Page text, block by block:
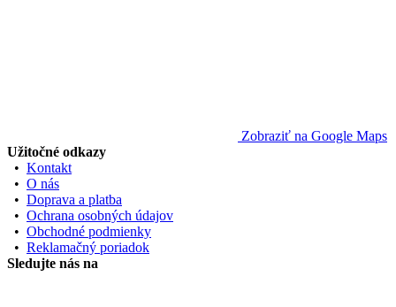
Zobraziť na Google Maps
Užitočné odkazy
• Kontakt
• O nás
• Doprava a platba
• Ochrana osobných údajov
• Obchodné podmienky
• Reklamačný poriadok
Sledujte nás na